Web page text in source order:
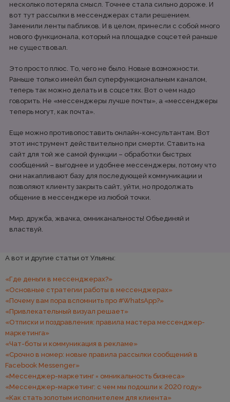
несколько потеряла смысл. Точнее стала сильно дороже. И
вот тут рассылки в мессенджерах стали решением.
Заменили ленты пабликов. И в целом, принесли с собой много
нового функционала, который на площадке соцсетей раньше
не существовал.
Это просто плюс. То, чего не было. Новые возможности.
Раньше только имейл был суперфункциональным каналом,
теперь так можно делать и в соцсетях. Вот о чем надо
говорить. Не «мессенджеры лучше почты», а «мессенджеры
теперь могут, как почта».
Еще можно противопоставить онлайн-консультантам. Вот
этот инструмент действительно при смерти. Ставить на
сайт для той же самой функции – обработки быстрых
сообщений – выгоднее и удобнее мессенджеры, потому что
они накапливают базу для последующей коммуникации и
позволяют клиенту закрыть сайт, уйти, но продолжать
общение в мессенджере из любой точки.
Мир, дружба, жвачка, омниканальность! Объединяй и
властвуй.
А вот и другие статьи от Ульяны:
«Где деньги в мессенджерах?»
«Основные стратегии работы в мессенджерах»
«Почему вам пора вспомнить про #WhatsApp?»
«Привлекательный визуал решает»
«Отписки и поздравления: правила мастера мессенджер-
маркетинга»
«Чат-боты и коммуникация в рекламе»
«Срочно в номер: новые правила рассылки сообщений в
Facebook Messenger»
«Мессенджер-маркетинг = омникальность бизнеса»
«Мессенджер-маркетинг: с чем мы подошли к 2020 году»
«Как стать золотым исполнителем для клиента»